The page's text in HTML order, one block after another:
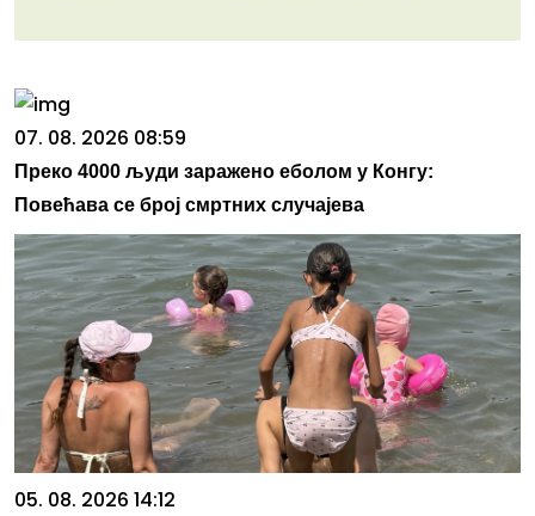
07. 08. 2026 08:59
Преко 4000 људи заражено еболом у Конгу:
Повећава се број смртних случајева
05. 08. 2026 14:12